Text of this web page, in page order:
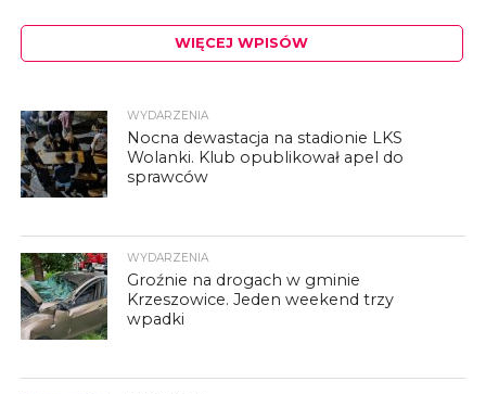
WIĘCEJ WPISÓW
WYDARZENIA
Nocna dewastacja na stadionie LKS
Wolanki. Klub opublikował apel do
sprawców
WYDARZENIA
Groźnie na drogach w gminie
Krzeszowice. Jeden weekend trzy
wpadki